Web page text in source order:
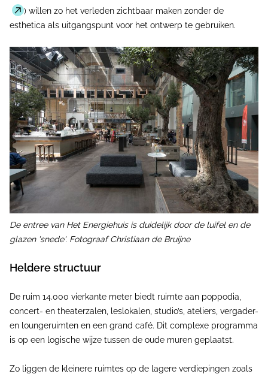
) willen zo het verleden zichtbaar maken zonder de
esthetica als uitgangspunt voor het ontwerp te gebruiken.
De entree van Het Energiehuis is duidelijk door de luifel en de
glazen 'snede'. Fotograaf Christiaan de Bruijne
Heldere structuur
De ruim 14.000 vierkante meter biedt ruimte aan poppodia,
concert- en theaterzalen, leslokalen, studio’s, ateliers, vergader-
en loungeruimten en een grand café. Dit complexe programma
is op een logische wijze tussen de oude muren geplaatst.
Zo liggen de kleinere ruimtes op de lagere verdiepingen zoals